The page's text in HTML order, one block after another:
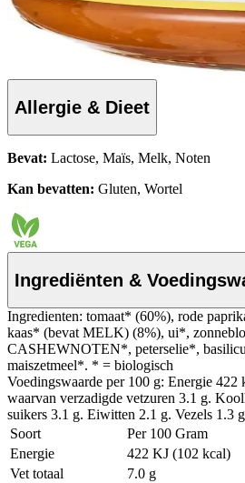
Allergie & Dieet
Bevat: Lactose, Maïs, Melk, Noten
Kan bevatten: Gluten, Wortel
Ingrediënten &
Ingredienten: tomaat* (60%), rode
kaas* (bevat MELK) (8%), ui*,
CASHEWNOTEN*, peterselie*,
maiszetmeel*. * = biologisch
Voedingswaarde per 100 g: Energie 422
waarvan verzadigde vetzuren 3.1 g.
suikers 3.1 g. Eiwitten 2.1 g. Vezels 1.3
Soort
Per 100 Gram
Energie
422 KJ (102 kcal)
Vet totaal
7.0 g